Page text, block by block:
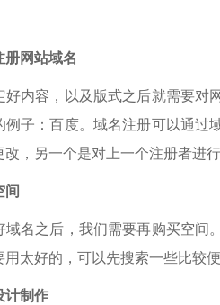
册网站域名
容，以及版式之后就需要对
例子：百度。域名注册可以通过
，另一个是对上一个注册者进行
间
名之后，我们需要再购买空间
用太好的，可以先搜索一些比较
计制作